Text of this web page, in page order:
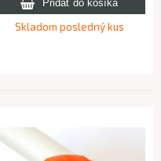
Skladom posledný kus